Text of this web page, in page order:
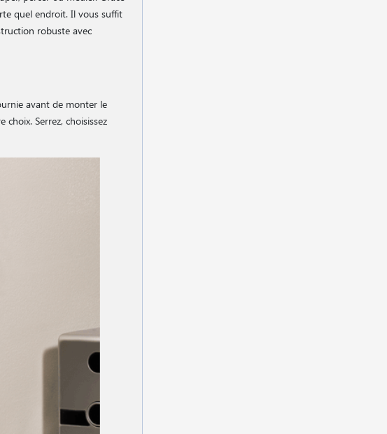
quel endroit. Il vous suffit
robuste avec
avant de monter le
Serrez, choisissez